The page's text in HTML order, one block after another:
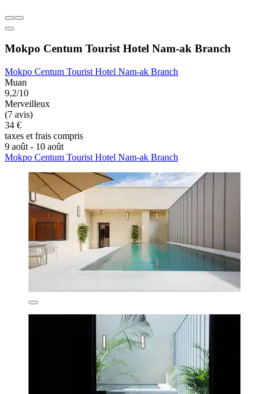
Mokpo Centum Tourist Hotel Nam-ak Branch
Mokpo Centum Tourist Hotel Nam-ak Branch
Muan
9,2/10
Merveilleux
(7 avis)
34 €
taxes et frais compris
9 août - 10 août
Mokpo Centum Tourist Hotel Nam-ak Branch